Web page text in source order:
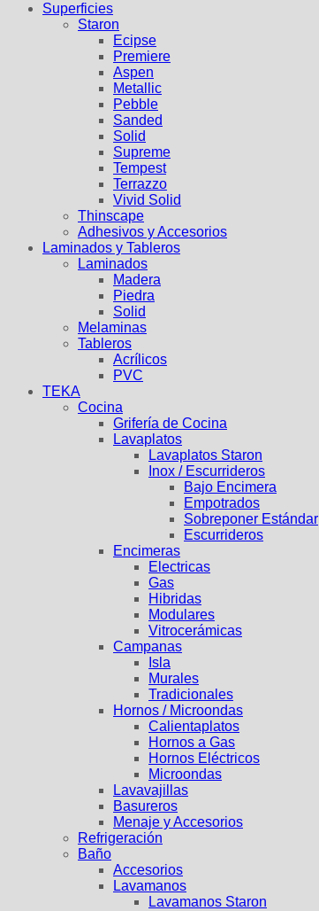
Superficies
Staron
Ecipse
Premiere
Aspen
Metallic
Pebble
Sanded
Solid
Supreme
Tempest
Terrazzo
Vivid Solid
Thinscape
Adhesivos y Accesorios
Laminados y Tableros
Laminados
Madera
Piedra
Solid
Melaminas
Tableros
Acrílicos
PVC
TEKA
Cocina
Grifería de Cocina
Lavaplatos
Lavaplatos Staron
Inox / Escurrideros
Bajo Encimera
Empotrados
Sobreponer Estándar
Escurrideros
Encimeras
Electricas
Gas
Hibridas
Modulares
Vitrocerámicas
Campanas
Isla
Murales
Tradicionales
Hornos / Microondas
Calientaplatos
Hornos a Gas
Hornos Eléctricos
Microondas
Lavavajillas
Basureros
Menaje y Accesorios
Refrigeración
Baño
Accesorios
Lavamanos
Lavamanos Staron